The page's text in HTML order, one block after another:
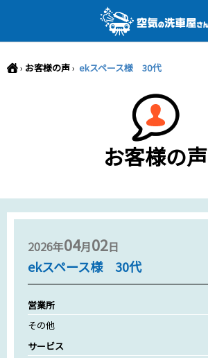
› お客様の声› ekスペース様 30代
お客様の声
2026年04月02日
ekスペース様 30代
営業所
その他
サービス